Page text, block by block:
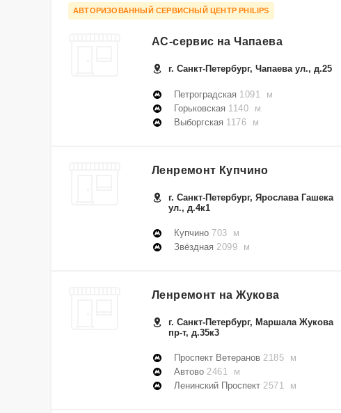
АВТОРИЗОВАННЫЙ СЕРВИСНЫЙ ЦЕНТР PHILIPS
АС-сервис на Чапаева
г. Санкт-Петербург, Чапаева ул., д.25
Петроградская 1091 м
Горьковская 1140 м
Выборгская 1176 м
Ленремонт Купчино
г. Санкт-Петербург, Ярослава Гашека
ул., д.4к1
Купчино 703 м
Звёздная 2099 м
Ленремонт на Жукова
г. Санкт-Петербург, Маршала Жукова
пр-т, д.35к3
Проспект Ветеранов 2185 м
Автово 2461 м
Ленинский Проспект 2571 м